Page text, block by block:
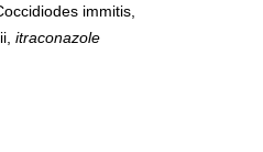
immitis,
itraconazole